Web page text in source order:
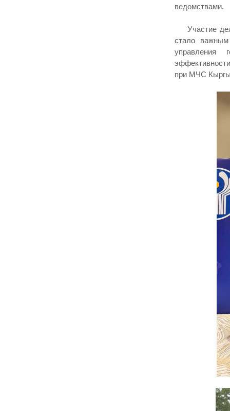
ведомствами.
Участие
стало важным
управления
при МЧС